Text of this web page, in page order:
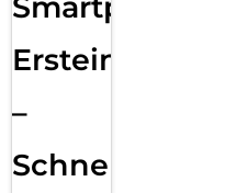
Ersteinrichtung
–
Schnelle